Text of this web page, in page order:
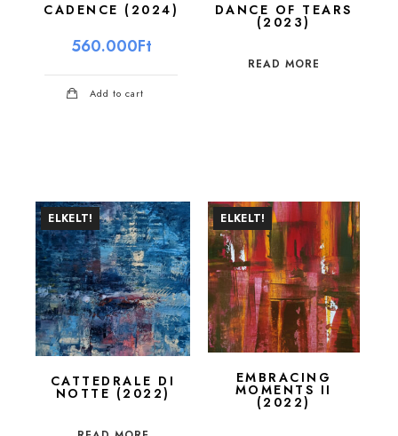
CADENCE (2024)
560.000Ft
Add to cart
DANCE OF TEARS
(2023)
READ MORE
ELKELT!
CATTEDRALE DI
NOTTE (2022)
ELKELT!
EMBRACING
MOMENTS II
(2022)